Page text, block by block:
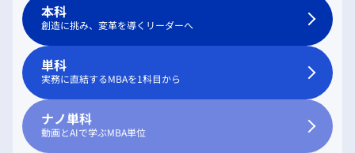
本科
創造に挑み、変革を導くリーダーへ
単科
実務に直結するMBAを1科目から
ナノ単科
動画とAIで学ぶMBA単位